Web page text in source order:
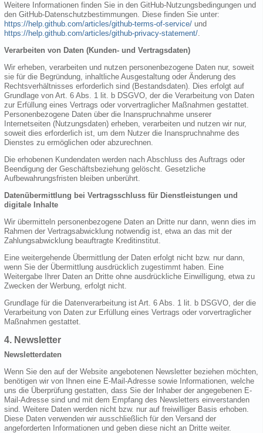
Weitere Informationen finden Sie in den GitHub-Nutzungsbedingungen und
den GitHub-Datenschutzbestimmungen. Diese finden Sie unter:
https://help.github.com/articles/github-terms-of-service/ und
https://help.github.com/articles/github-privacy-statement/.
Verarbeiten von Daten (Kunden- und Vertragsdaten)
Wir erheben, verarbeiten und nutzen personenbezogene Daten nur, soweit
sie für die Begründung, inhaltliche Ausgestaltung oder Änderung des
Rechtsverhältnisses erforderlich sind (Bestandsdaten). Dies erfolgt auf
Grundlage von Art. 6 Abs. 1 lit. b DSGVO, der die Verarbeitung von Daten
zur Erfüllung eines Vertrags oder vorvertraglicher Maßnahmen gestattet.
Personenbezogene Daten über die Inanspruchnahme unserer
Internetseiten (Nutzungsdaten) erheben, verarbeiten und nutzen wir nur,
soweit dies erforderlich ist, um dem Nutzer die Inanspruchnahme des
Dienstes zu ermöglichen oder abzurechnen.
Die erhobenen Kundendaten werden nach Abschluss des Auftrags oder
Beendigung der Geschäftsbeziehung gelöscht. Gesetzliche
Aufbewahrungsfristen bleiben unberührt.
Datenübermittlung bei Vertragsschluss für Dienstleistungen und
digitale Inhalte
Wir übermitteln personenbezogene Daten an Dritte nur dann, wenn dies im
Rahmen der Vertragsabwicklung notwendig ist, etwa an das mit der
Zahlungsabwicklung beauftragte Kreditinstitut.
Eine weitergehende Übermittlung der Daten erfolgt nicht bzw. nur dann,
wenn Sie der Übermittlung ausdrücklich zugestimmt haben. Eine
Weitergabe Ihrer Daten an Dritte ohne ausdrückliche Einwilligung, etwa zu
Zwecken der Werbung, erfolgt nicht.
Grundlage für die Datenverarbeitung ist Art. 6 Abs. 1 lit. b DSGVO, der die
Verarbeitung von Daten zur Erfüllung eines Vertrags oder vorvertraglicher
Maßnahmen gestattet.
4. Newsletter
Newsletterdaten
Wenn Sie den auf der Website angebotenen Newsletter beziehen möchten,
benötigen wir von Ihnen eine E-Mail-Adresse sowie Informationen, welche
uns die Überprüfung gestatten, dass Sie der Inhaber der angegebenen E-
Mail-Adresse sind und mit dem Empfang des Newsletters einverstanden
sind. Weitere Daten werden nicht bzw. nur auf freiwilliger Basis erhoben.
Diese Daten verwenden wir ausschließlich für den Versand der
angeforderten Informationen und geben diese nicht an Dritte weiter.